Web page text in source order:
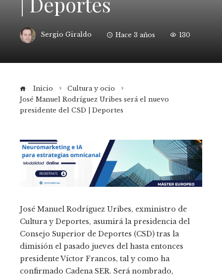
Sergio Giraldo Hace 3 años 130
Inicio
Cultura y ocio
José Manuel Rodríguez Uribes será el nuevo
presidente del CSD | Deportes
José Manuel Rodríguez Uribes, exministro de
Cultura y Deportes, asumirá la presidencia del
Consejo Superior de Deportes (CSD) tras la
dimisión el pasado jueves del hasta entonces
presidente Víctor Francos, tal y como ha
confirmado Cadena SER. Será nombrado,